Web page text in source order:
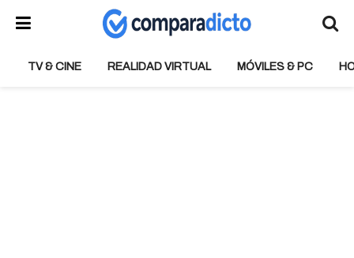
TV & CINE REALIDAD VIRTUAL MÓVILES & PC